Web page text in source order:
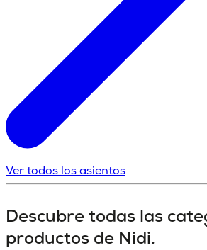
Ver todos los asientos
Descubre todas las
productos de Nidi.